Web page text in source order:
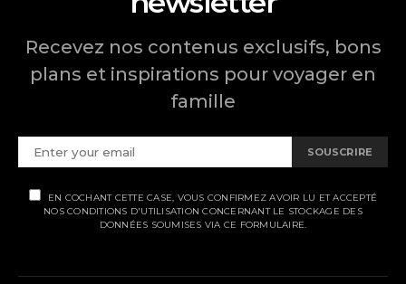
Recevez nos contenus exclusifs, bons
plans et inspirations pour voyager en
famille
SOUSCRIRE
EN COCHANT CETTE CASE, VOUS CONFIRMEZ AVOIR LU ET ACCEPTÉ
NOS CONDITIONS D'UTILISATION CONCERNANT LE STOCKAGE DES
DONNÉES SOUMISES VIA CE FORMULAIRE.